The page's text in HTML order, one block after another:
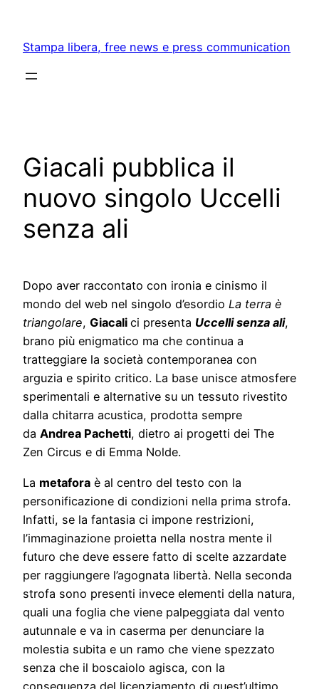
content
Stampa libera, free news e press communication
Giacali pubblica il
nuovo singolo Uccelli
senza ali
Dopo aver raccontato con ironia e cinismo il
mondo del web nel singolo d’esordio La terra è
triangolare, Giacali ci presenta Uccelli senza ali,
brano più enigmatico ma che continua a
tratteggiare la società contemporanea con
arguzia e spirito critico. La base unisce atmosfere
sperimentali e alternative su un tessuto rivestito
dalla chitarra acustica, prodotta sempre
da Andrea Pachetti, dietro ai progetti dei The
Zen Circus e di Emma Nolde.
La metafora è al centro del testo con la
personificazione di condizioni nella prima strofa.
Infatti, se la fantasia ci impone restrizioni,
l’immaginazione proietta nella nostra mente il
futuro che deve essere fatto di scelte azzardate
per raggiungere l’agognata libertà. Nella seconda
strofa sono presenti invece elementi della natura,
quali una foglia che viene palpeggiata dal vento
autunnale e va in caserma per denunciare la
molestia subita e un ramo che viene spezzato
senza che il boscaiolo agisca, con la
conseguenza del licenziamento di quest’ultimo,